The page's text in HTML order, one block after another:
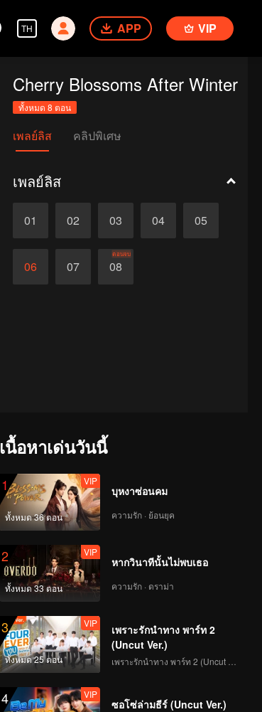
TH APP VIP
Cherry Blossoms After Winter
ทั้งหมด 8 ตอน
เพลย์ลิส คลิปพิเศษ
เพลย์ลิส
01 02 03 04 05
06 07 08
ตอนจบ
เนื้อหาเด่นวันนี้
1
ทั้งหมด 36 ตอน
VIP
บุหงาซ่อนคม
ความรัก · ย้อนยุค
2
ทั้งหมด 33 ตอน
VIP
หากวินาทีนั้นไม่พบเธอ
ความรัก · ดราม่า
3
ทั้งหมด 25 ตอน
VIP
เพราะรักนำทาง พาร์ท 2
(Uncut Ver.)
4 VIP
ซอโซ่ล่ามธีร์ (Uncut Ver.)